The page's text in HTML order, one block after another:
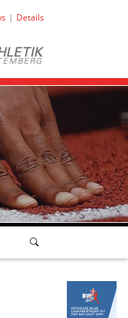
Details